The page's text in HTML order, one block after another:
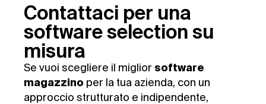
Contattaci per una
software selection su
misura
Se vuoi scegliere il miglior software
magazzino per la tua azienda, con un
approccio strutturato e indipendente,